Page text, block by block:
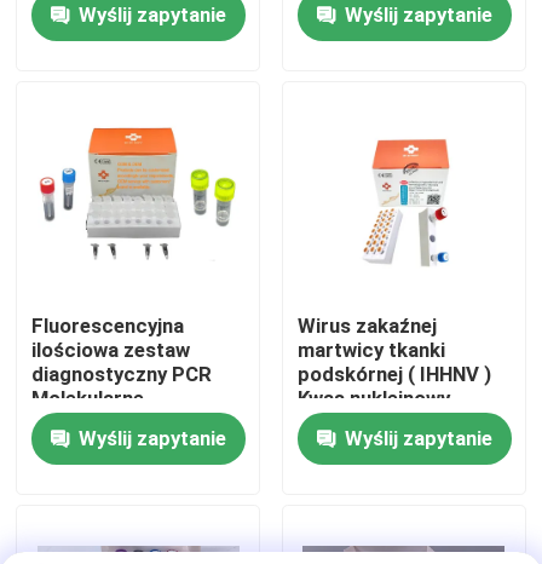
Filmy
O nas
Wycieczka po fabryce
Kontrola jakości
Skontaktuj się z nami
Sprawy
Wyślij zapytanie Wyślij zapytanie
Fluorescencyjna
ilościowa zestaw
diagnostyczny PCR
Molekularne
wykrywanie wodnych
patogenów 48
testów/zestaw
Wyślij zapytanie
Wirus zakaźnej
martwicy tkanki
podskórnej ( IHHNV )
Kwas nukleinowy
Zestaw Taqman QPCR
Wyślij zapytanie